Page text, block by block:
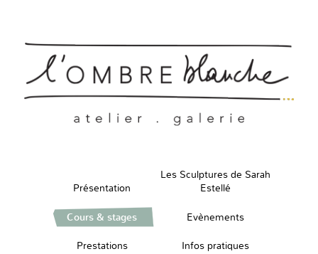
Présentation
Les Sculptures de Sarah
Estellé
Cours & stages Evènements
Prestations Infos pratiques